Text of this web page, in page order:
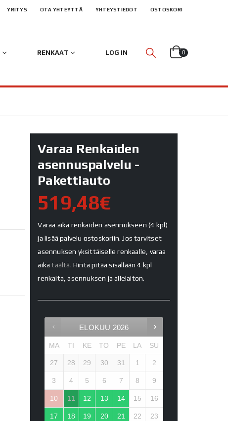
YRITYS OTA YHTEYTTÄ YHTEYSTIEDOT OSTOSKORI
RENKAAT LOG IN 0
Varaa Renkaiden
asennuspalvelu -
Pakettiauto
519,48€
Varaa aika renkaiden asennukseen (4 kpl)
ja lisää palvelu ostoskoriin. Jos tarvitset
asennuksen yksittäiselle renkaalle, varaa
aikatäältä. Hinta pitää sisällään 4 kpl
renkaita, asennuksen ja allelaiton.
ELOKUU 2026
MA TI KE TO PE LA SU
27 28 29 30 31 1 2
3 4 5 6 7 8 9
10 11 12 13 14 15 16
17 18 19 20 21 22 23